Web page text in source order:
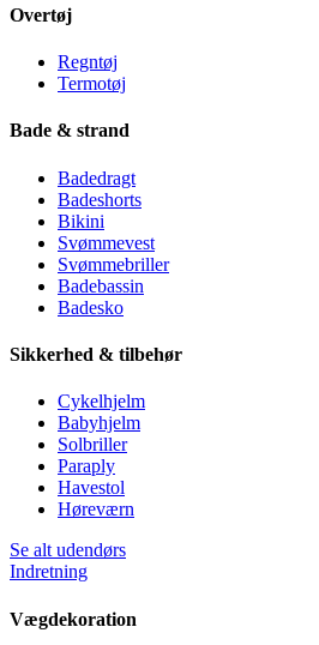
Overtøj
Regntøj
Termotøj
Bade & strand
Badedragt
Badeshorts
Bikini
Svømmevest
Svømmebriller
Badebassin
Badesko
Sikkerhed & tilbehør
Cykelhjelm
Babyhjelm
Solbriller
Paraply
Havestol
Høreværn
Se alt udendørs
Indretning
Vægdekoration